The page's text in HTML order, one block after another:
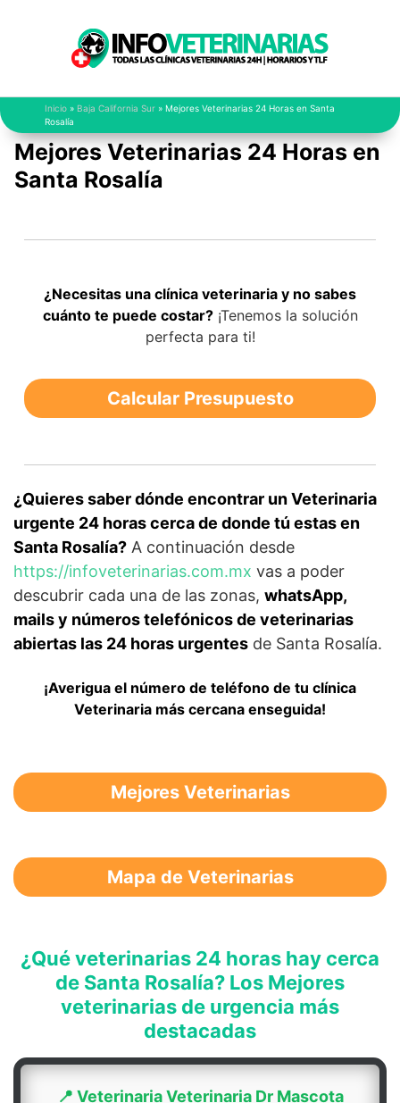
Inicio » Baja California Sur » Mejores Veterinarias 24 Horas en Santa
Rosalía
Mejores Veterinarias 24 Horas en
Santa Rosalía
¿Necesitas una clínica veterinaria y no sabes
cuánto te puede costar?¡Tenemos la solución
perfecta para ti!
Calcular Presupuesto
¿Quieres saber dónde encontrar un Veterinaria
urgente 24 horas cerca de donde tú estas en
Santa Rosalía? A continuación desde
https://infoveterinarias.com.mx vas a poder
descubrir cada una de las zonas, whatsApp,
mails y números telefónicos de veterinarias
abiertas las 24 horas urgentes de Santa Rosalía.
¡Averigua el número de teléfono de tu clínica
Veterinaria más cercana enseguida!
Mejores Veterinarias
Mapa de Veterinarias
¿Qué veterinarias 24 horas hay cerca
de Santa Rosalía? Los Mejores
veterinarias de urgencia más
destacadas
📍 Veterinaria Veterinaria Dr Mascota